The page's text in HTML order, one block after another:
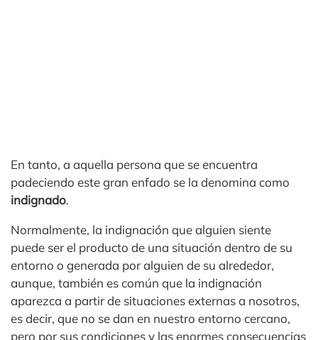
En tanto, a aquella persona que se encuentra
padeciendo este gran enfado se la denomina como
indignado.
Normalmente, la indignación que alguien siente
puede ser el producto de una situación dentro de su
entorno o generada por alguien de su alrededor,
aunque, también es común que la indignación
aparezca a partir de situaciones externas a nosotros,
es decir, que no se dan en nuestro entorno cercano,
pero por sus condiciones y las enormes consecuencias